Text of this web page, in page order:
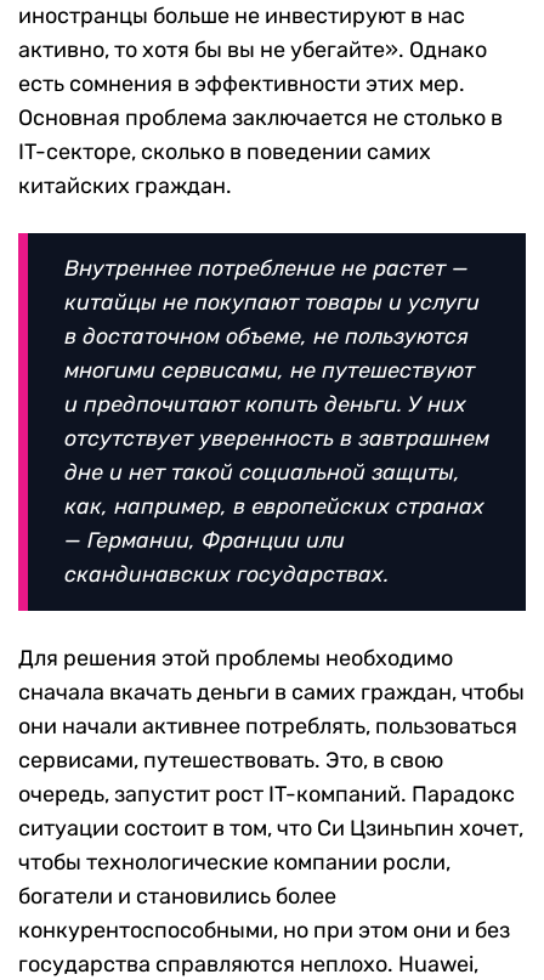
иностранцы больше не инвестируют в нас
активно, то хотя бы вы не убегайте». Однако
есть сомнения в эффективности этих мер.
Основная проблема заключается не столько в
IT-секторе, сколько в поведении самих
китайских граждан.
Внутреннее потребление не растет —
китайцы не покупают товары и услуги
в достаточном объеме, не пользуются
многими сервисами, не путешествуют
и предпочитают копить деньги. У них
отсутствует уверенность в завтрашнем
дне и нет такой социальной защиты,
как, например, в европейских странах
— Германии, Франции или
скандинавских государствах.
Для решения этой проблемы необходимо
сначала вкачать деньги в самих граждан, чтобы
они начали активнее потреблять, пользоваться
сервисами, путешествовать. Это, в свою
очередь, запустит рост IT-компаний. Парадокс
ситуации состоит в том, что Си Цзиньпин хочет,
чтобы технологические компании росли,
богатели и становились более
конкурентоспособными, но при этом они и без
государства справляются неплохо. Huawei,